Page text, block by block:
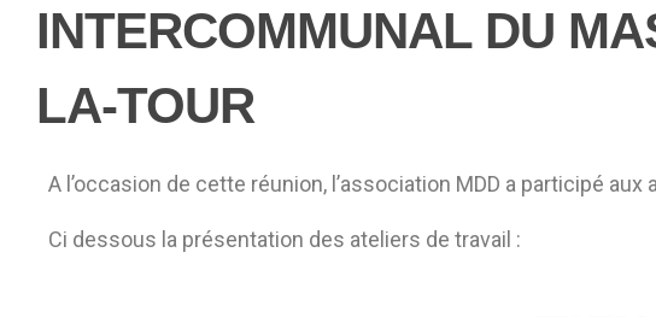
INTERCOMMUNAL DU
LA-TOUR
A l’occasion de cette réunion, l’association MDD a participé
Ci dessous la présentation des ateliers de travail :